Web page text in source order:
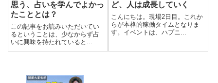
思う、占いを学んでよかっ
たこととは？
この記事をお読みいただいてい
るということは、少なからず占
いに興味を持たれていると...
ど、人は成長していく
こんにちは。現場2日目。これか
らが本格的稼働タイムとなりま
す。イベントは、ハプニ...